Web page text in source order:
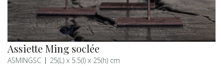
Assiette Ming soclée
ASMINGSC 25(L) x 5.5(l) x 25(h) cm